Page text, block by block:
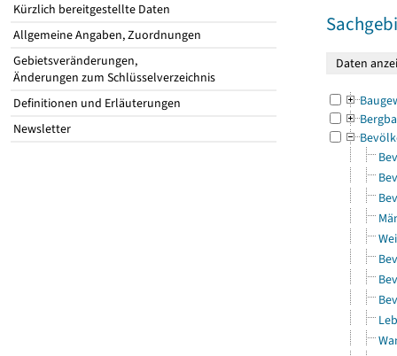
Kürzlich bereitgestellte Daten
Allgemeine Angaben, Zuordnungen
Gebietsveränderungen,
Änderungen zum Schlüsselverzeichnis
Definitionen und Erläuterungen
Newsletter